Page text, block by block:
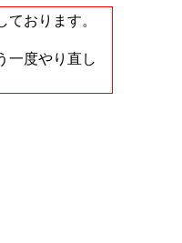
おります。
一度やり直し